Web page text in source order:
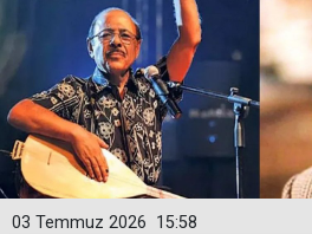
15:58
03 Temmuz 2026